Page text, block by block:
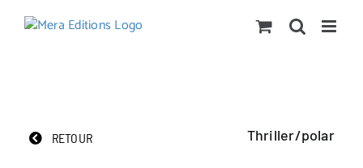
RETOUR Thriller/polar